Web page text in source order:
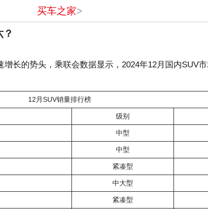
买车之家>
增长的势头，乘联会数据显示，2024年12月国内SUV
12月SUV销量排行榜
级别
中型
中型
紧凑型
中大型
紧凑型